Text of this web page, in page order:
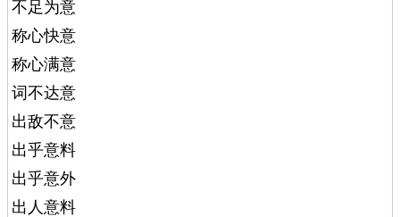
不足为意
称心快意
称心满意
词不达意
出敌不意
出乎意料
出乎意外
出人意料